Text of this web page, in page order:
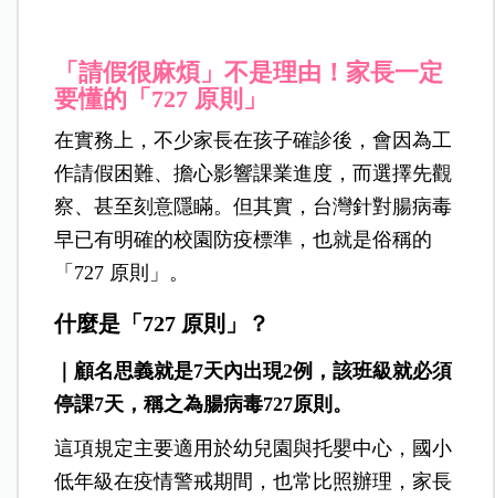
「請假很麻煩」不是理由！家長一定
要懂的「727 原則」
在實務上，不少家長在孩子確診後，會因為工
作請假困難、擔心影響課業進度，而選擇先觀
察、甚至刻意隱瞞。但其實，台灣針對腸病毒
早已有明確的校園防疫標準，也就是俗稱的
「727 原則」。
什麼是「727 原則」？
｜顧名思義就是7天內出現2例，該班級就必須
停課7天，稱之為腸病毒727原則。
這項規定主要適用於幼兒園與托嬰中心，國小
低年級在疫情警戒期間，也常比照辦理， 家長